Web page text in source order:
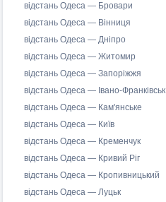
відстань Одеса — Бровари
відстань Одеса — Вінниця
відстань Одеса — Дніпро
відстань Одеса — Житомир
відстань Одеса — Запоріжжя
відстань Одеса — Івано-Франківськ
відстань Одеса — Кам'янське
відстань Одеса — Київ
відстань Одеса — Кременчук
відстань Одеса — Кривий Ріг
відстань Одеса — Кропивницький
відстань Одеса — Луцьк